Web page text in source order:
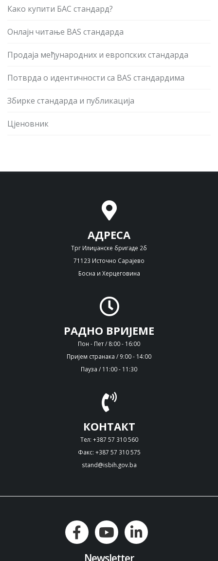
Како купити БАС стандард?
Онлајн читање BAS стандарда
Продаја међународних и европских стандарда
Потврда о идентичности са BAS стандардима
Збирке стандарда и публикација
Цјеновник
АДРЕСА
Трг Илиџанске бригаде 2б
71123 Источно Сарајево
Босна и Херцеговина
РАДНО ВРИЈЕМЕ
Пон - Пет / 8:00 - 16:00
Пријем странака / 9:00 - 14:00
Пауза / 11:00 - 11:30
КОНТАКТ
Тел: +387 57 310 560
Факс: +387 57 310 575
stand@isbih.gov.ba
Newsletter